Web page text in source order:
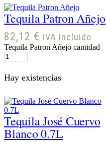
Tequila Patron Añejo
82,12 € IVA Incluido
Tequila Patron Añejo cantidad
Hay existencias
Tequila José Cuervo
Blanco 0.7L